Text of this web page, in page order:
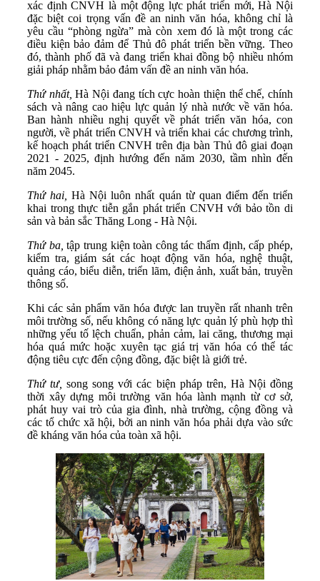
xác định CNVH là một động lực phát triển mới, Hà Nội
đặc biệt coi trọng vấn đề an ninh văn hóa, không chỉ là
yêu cầu “phòng ngừa” mà còn xem đó là một trong các
điều kiện bảo đảm để Thủ đô phát triển bền vững. Theo
đó, thành phố đã và đang triển khai đồng bộ nhiều nhóm
giải pháp nhằm bảo đảm vấn đề an ninh văn hóa.
Thứ nhất, Hà Nội đang tích cực hoàn thiện thể chế, chính
sách và nâng cao hiệu lực quản lý nhà nước về văn hóa.
Ban hành nhiều nghị quyết về phát triển văn hóa, con
người, về phát triển CNVH và triển khai các chương trình,
kế hoạch phát triển CNVH trên địa bàn Thủ đô giai đoạn
2021 - 2025, định hướng đến năm 2030, tầm nhìn đến
năm 2045.
Thứ hai, Hà Nội luôn nhất quán từ quan điểm đến triển
khai trong thực tiễn gắn phát triển CNVH với bảo tồn di
sản và bản sắc Thăng Long - Hà Nội.
Thứ ba, tập trung kiện toàn công tác thẩm định, cấp phép,
kiểm tra, giám sát các hoạt động văn hóa, nghệ thuật,
quảng cáo, biểu diễn, triển lãm, điện ảnh, xuất bản, truyền
thông số.
Khi các sản phẩm văn hóa được lan truyền rất nhanh trên
môi trường số, nếu không có năng lực quản lý phù hợp thì
những yếu tố lệch chuẩn, phản cảm, lai căng, thương mại
hóa quá mức hoặc xuyên tạc giá trị văn hóa có thể tác
động tiêu cực đến cộng đồng, đặc biệt là giới trẻ.
Thứ tư, song song với các biện pháp trên, Hà Nội đồng
thời xây dựng môi trường văn hóa lành mạnh từ cơ sở,
phát huy vai trò của gia đình, nhà trường, cộng đồng và
các tổ chức xã hội, bởi an ninh văn hóa phải dựa vào sức
đề kháng văn hóa của toàn xã hội.